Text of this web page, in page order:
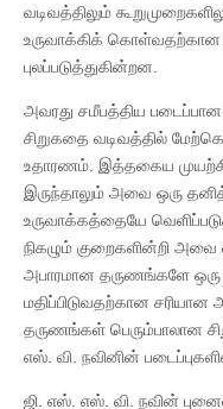
வடிவத்திலும்
உருவாக்கிக் கொள்வதற்கான
புலப்படுத்துகின்றன.
அவரது சமீபத்திய
சிறுகதை வடிவத்தில்
உதாரணம். இத்தகைய
இருந்தாலும் அவை ஒரு
உருவாக்கத்தையே
நிகழும் குறைகளின்றி அவை
அபாரமான தருணங்களே ஒரு
மதிப்பிடுவதற்கான
தருணங்கள் பெரும்பாலான
எஸ். வி. நவினின்
ஜி. எஸ். எஸ். வி. நவின்